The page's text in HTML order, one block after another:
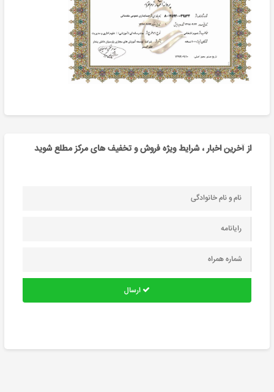
از آخرین اخبار ، شرایط ویژه فروش و تخفیف های مرکز مطلع شوید
ارسال